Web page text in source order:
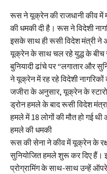
रूस ने यूक्रेन की राजधानी कीव में
की धमकी दी है। रूस ने विदेशी
इसके साथ ही रूसी विदेश मंत्री ने
यूक्रेन के साथ चल रहे युद्ध के बीच
बुनियादी ढांचे पर “लगातार और
ने यूक्रेन में रह रहे विदेशी
जजीरा के अनुसार, यूक्रेन के
ड्रोन हमले के बाद रूसी विदेश
हमले में 18 लोगों की मौत हो गई
हमले की धमकी
रूस की सेना ने कीव में यूक्रेन के
सुनियोजित हमले शुरू कर दिए हैं।
प्रोग्रामिंग के साथ-साथ उन्हें